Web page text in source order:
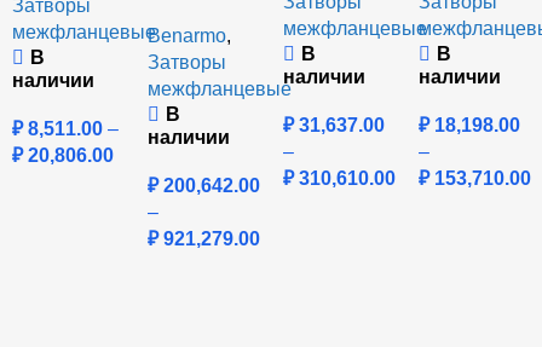
Затворы
межфланцевые
В
наличии
₽8,511.00 –
₽20,806.00
Benarmo,
Затворы
межфланцевые
В
наличии
₽200,642.00
–
₽921,279.00
межфланцевые
В
наличии
₽31,637.00
–
₽310,610.00
В
наличии
₽18,198.00
–
₽153,710.00